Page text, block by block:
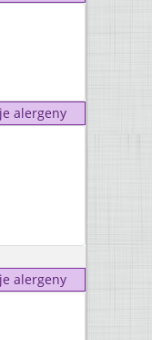
alergeny
alergeny